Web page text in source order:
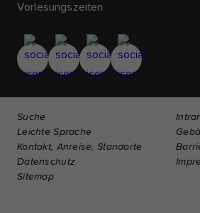
Vorlesungszeiten
Suche
Leichte Sprache
Kontakt, Anreise, Standorte
Datenschutz
Sitemap